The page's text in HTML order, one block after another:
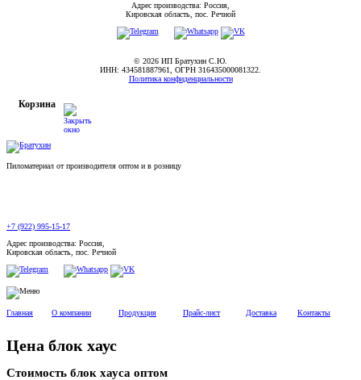
Адрес производства: Россия,
Кировская область, пос. Речной
© 2026 ИП Братухин С.Ю.
ИНН: 434581887961, ОГРН 316435000081322.
Политика конфиденциальности
Корзина
Пиломатериал от производителя оптом и в розницу
+7 (922) 995-15-17
Адрес производства: Россия,
Кировская область, пос. Речной
Главная О компании Продукция Прайс-лист Доставка Контакты
Цена блок хаус
Стоимость блок хауса оптом